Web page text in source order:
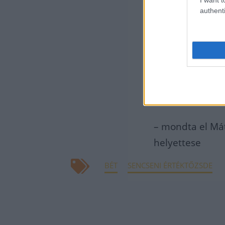
– mondta el
helyettese
BÉT SENCSENI ÉRTÉKTŐZSDE